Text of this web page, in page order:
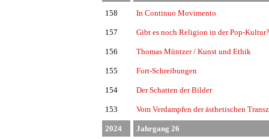
158 In Continuo Movimento
157 Gibt es noch Religion in der Pop-Kultur?
156 Thomas Müntzer / Kunst und Ethik
155 Fort-Schreibungen
154 Der Schatten der Bilder
153 Vom Verdampfen der ästhetischen
2024 Jahrgang 26